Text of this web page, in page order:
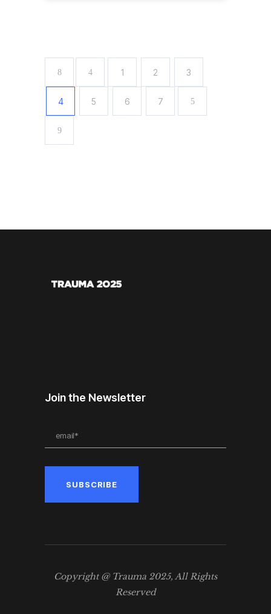
1 2 3
4 5 6 7
Join the Newsletter
Copyright @ Trauma 2025, All Rights
Reserved